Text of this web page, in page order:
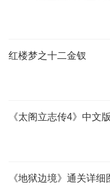
红楼梦之十二金钗
《太阁立志传4》中文
《地狱边境》通关详